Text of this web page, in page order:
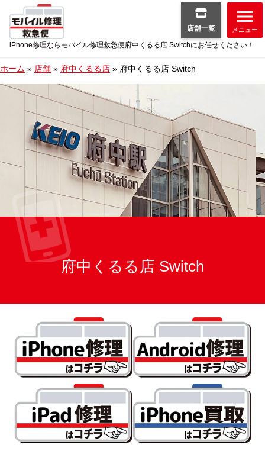
iPhone修理ならモバイル修理救急便府中くるる店 Switchにお任せください！
店舗一覧 メニュー
ホーム » 店舗 » 府中くるる店 » 府中くるる店 Switch
府中くるる店 Switch